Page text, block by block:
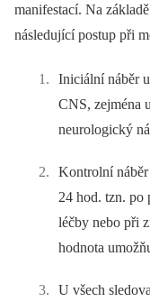
manifestací. Na
následující postup při
Iniciální náběr
CNS, zejména
neurologický
Kontrolní
24 hod. tzn. po
léčby nebo při
hodnota
U všech